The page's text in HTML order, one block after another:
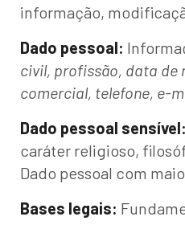
informação,
Dado pessoal:
civil, profissão, data de
comercial, telefone, e-
Dado pessoal sensível:
caráter religioso,
Dado pessoal com
Bases legais: